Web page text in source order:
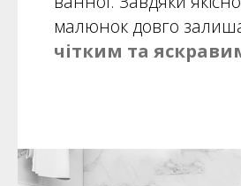
малюнок довго
чітким та